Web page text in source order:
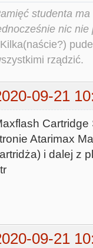
studenta
nic nie
rządzić.
09-21
Atarimax
i dalej z
09-21